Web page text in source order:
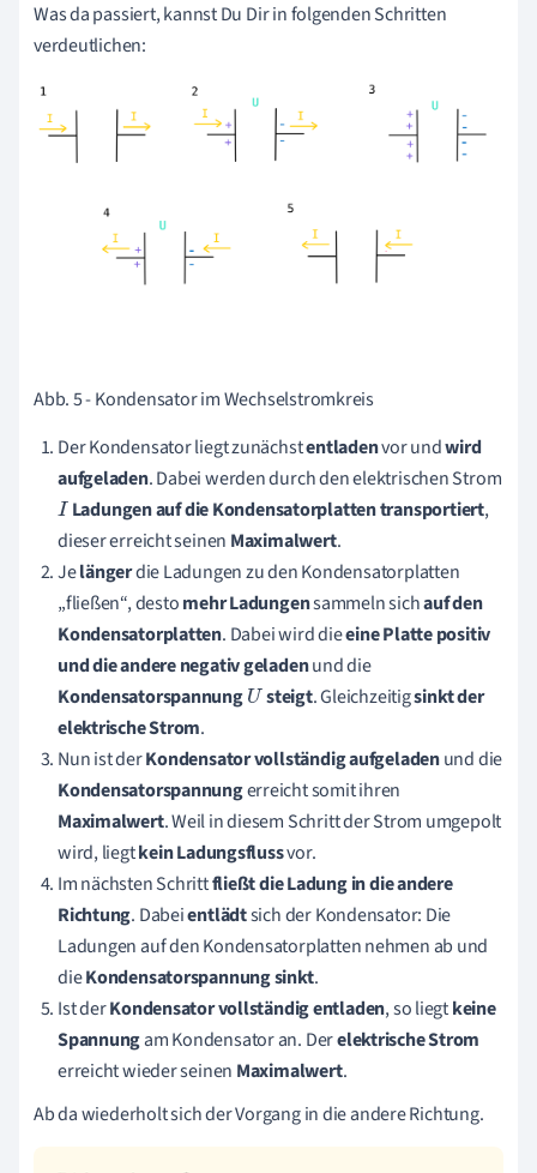
Was da passiert, kannst Du Dir in folgenden Schritten
verdeutlichen:
Abb. 5 - Kondensator im Wechselstromkreis
Der Kondensator liegt zunächstentladenvor undwird
aufgeladen. Dabei werden durch denelektrischen Strom
I Ladungen auf die Kondensatorplatten transportiert,
dieser erreicht seinen Maximalwert.
Jelängerdie Ladungen zu den Kondensatorplatten
„fließen“, destomehr Ladungensammeln sichauf den
Kondensatorplatten. Dabei wird dieeine Plattepositiv
und die anderenegativgeladenund die
KondensatorspannungU steigt. Gleichzeitigsinkt der
elektrische Strom.
Nun ist derKondensator vollständig aufgeladenund die
Kondensatorspannungerreicht somit ihren
Maximalwert. Weil in diesem Schritt der Strom umgepolt
wird, liegtkein Ladungsflussvor.
Im nächsten Schrittfließt die Ladung in die andere
Richtung. Dabeientlädtsich der Kondensator: Die
Ladungen auf den Kondensatorplatten nehmen ab und
dieKondensatorspannung sinkt.
Ist derKondensatorvollständig entladen, so liegtkeine
Spannungam Kondensator an. Derelektrische Strom
erreicht wieder seinen Maximalwert.
Ab da wiederholt sich der Vorgang in die andere Richtung.